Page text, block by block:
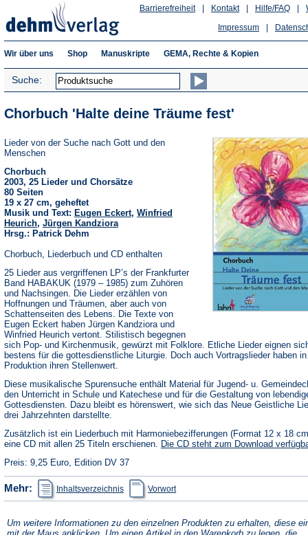
Hilfe/FAQ
Kontakt
Barrierefreiheit
Impressum
Wir über uns Shop Manuskripte GEMA, Rechte & Kopien
Suche:
Chorbuch 'Halte deine Träume fest'
Lieder von der Suche nach Gott und den
Menschen
Chorbuch
2003, 25 Lieder und Chorsätze
80 Seiten
19 x 27 cm, geheftet
Musik und Text: Eugen Eckert, Winfried
Heurich, Jürgen Kandziora
Hrsg.: Patrick Dehm
Chorbuch, Liederbuch und CD enthalten
25 Lieder aus vergriffenen LP’s der Frankfurter
Band HABAKUK (1979 – 1985) zum Zuhören
und Nachsingen. Die Lieder erzählen von
Hoffnungen und Träumen, aber auch von
Schattenseiten des Lebens. Die Texte von
Eugen Eckert haben Jürgen Kandziora und
Winfried Heurich vertont. Stilistisch begegnen
sich Pop- und Kirchenmusik, gewürzt mit Folklore. Etliche Lieder eignen
bestens für die gottesdienstliche Liturgie. Doch auch Vortragslieder haben
Produktion ihren Stellenwert.
Diese musikalische Spurensuche enthält Material für Jugend- u.
den Unterricht in Schule und Katechese und für die Gestaltung von
Gottesdiensten. Dazu bleibt es hörenswert, wie sich das Neue Geistliche
drei Jahrzehnten darstellte.
Zusätzlich ist ein Liederbuch mit Harmoniebezifferungen (Format 12 x 18
eine CD mit allen 25 Titeln erschienen. Die CD steht zum Download
Preis: 9,25 Euro, Edition DV 37
Mehr: Inhaltsverzeichnis
(Öffnet
in
einem
Tab)
Vorwortin
einem
Tab)
Um weitere Informationen zu den einzelnen Produkten zu erhalten, diese